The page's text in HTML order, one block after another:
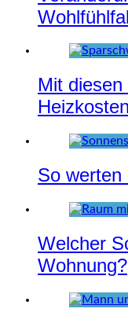
Mit
So werten
Welcher
Wohnung?